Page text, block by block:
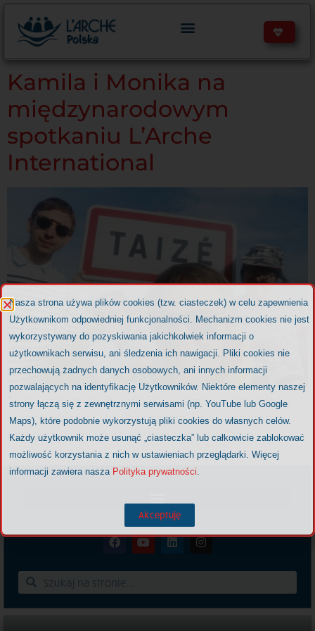
treści
Kamila i Monika na
międzynarodowym
spotkaniu L’Arche
International
To był czas spotkań, refleksji i rozmów o przyszłości
L’Arche. Kamila i Monika uczestniczyły w spotkaniu
przedstawicieli L’Arche International w Taize.
Nasza strona używa plików cookies (tzw. ciasteczek) w celu zapewnienia
Użytkownikom odpowiedniej funkcjonalności. Mechanizm cookies nie jest
wykorzystywany do pozyskiwania jakichkolwiek informacji o
użytkownikach serwisu, ani śledzenia ich nawigacji. Pliki cookies nie
przechowują żadnych danych osobowych, ani innych informacji
pozwalających na identyfikację Użytkowników. Niektóre elementy naszej
strony łączą się z zewnętrznymi serwisami (np. YouTube lub Google
Maps), które podobnie wykorzystują pliki cookies do własnych celów.
Każdy użytkownik może usunąć „ciasteczka” lub całkowicie zablokować
możliwość korzystania z nich w ustawieniach przeglądarki. Więcej
informacji zawiera nasza Polityka prywatności.
Akceptuję